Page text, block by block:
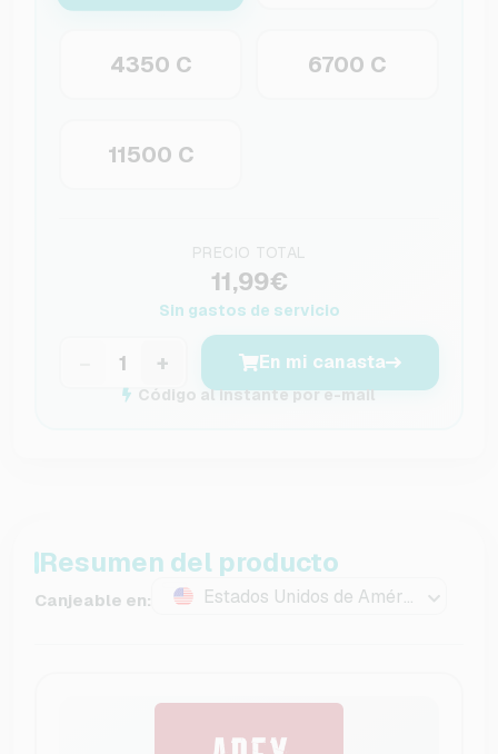
4350 C 6700 C
11500 C
PRECIO TOTAL
11,99€
Sin gastos de servicio
+ En mi canasta
Código al instante por e-mail
Resumen del producto
Canjeable en: Estados Unidos de América